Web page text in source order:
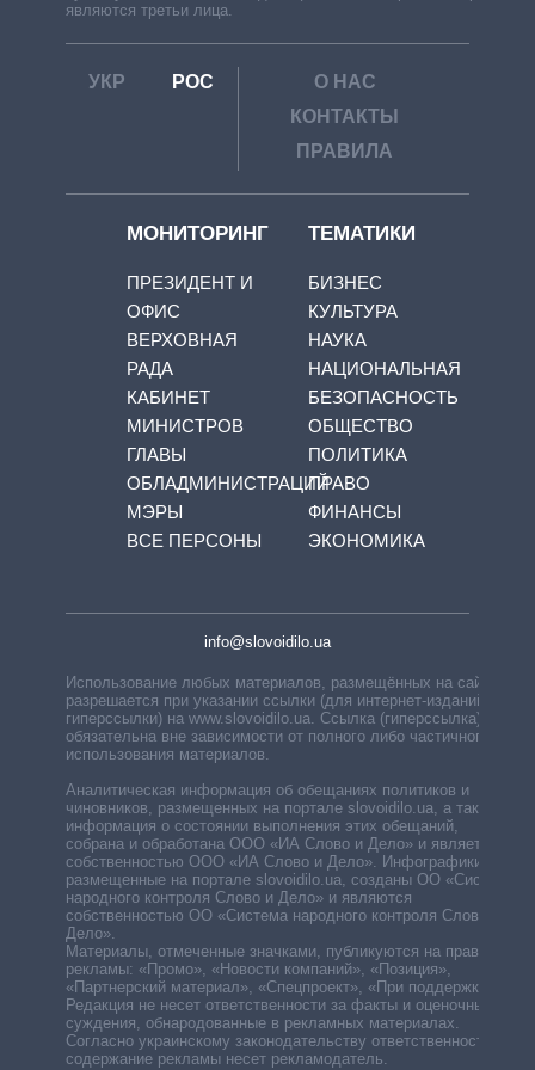
являются третьи лица.
УКР РОС
О НАС
КОНТАКТЫ
ПРАВИЛА
МОНИТОРИНГ
ПРЕЗИДЕНТ И
ОФИС
ВЕРХОВНАЯ
РАДА
КАБИНЕТ
МИНИСТРОВ
ГЛАВЫ
ОБЛАДМИНИСТРАЦИЙ
МЭРЫ
ВСЕ ПЕРСОНЫ
ТЕМАТИКИ
БИЗНЕС
КУЛЬТУРА
НАУКА
НАЦИОНАЛЬНАЯ
БЕЗОПАСНОСТЬ
ОБЩЕСТВО
ПОЛИТИКА
ПРАВО
ФИНАНСЫ
ЭКОНОМИКА
info@slovoidilo.ua
Использование любых материалов, размещённых на сайте,
разрешается при указании ссылки (для интернет-изданий —
гиперссылки) на www.slovoidilo.ua. Ссылка (гиперссылка)
обязательна вне зависимости от полного либо частичного
использования материалов.
Аналитическая информация об обещаниях политиков и
чиновников, размещенных на портале slovoidilo.ua, а также
информация о состоянии выполнения этих обещаний,
собрана и обработана ООО «ИА Слово и Дело» и является
собственностью ООО «ИА Слово и Дело». Инфографики,
размещенные на портале slovoidilo.ua, созданы ОО «Система
народного контроля Слово и Дело» и являются
собственностью ОО «Система народного контроля Слово и
Дело».
Материалы, отмеченные значками, публикуются на правах
рекламы: «Промо», «Новости компаний», «Позиция»,
«Партнерский материал», «Спецпроект», «При поддержке».
Редакция не несет ответственности за факты и оценочные
суждения, обнародованные в рекламных материалах.
Согласно украинскому законодательству ответственность за
содержание рекламы несет рекламодатель.